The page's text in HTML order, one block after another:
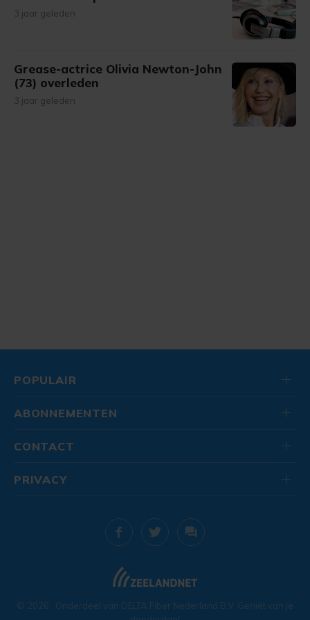
3 jaar geleden
Grease-actrice Olivia Newton-John
(73) overleden
3 jaar geleden
POPULAIR
ABONNEMENTEN
CONTACT
© 2026 . Onderdeel van DELTA Fiber Nederland B.V. Geniet van je
PRIVACY